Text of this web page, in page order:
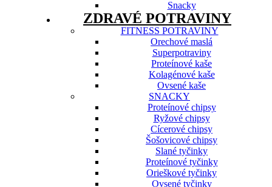
Snacky
ZDRAVÉ POTRAVINY
FITNESS POTRAVINY
Orechové maslá
Superpotraviny
Proteínové kaše
Kolagénové kaše
Ovsené kaše
SNACKY
Proteínové chipsy
Ryžové chipsy
Cícerové chipsy
Šošovicové chipsy
Slané tyčinky
Proteínové tyčinky
Orieškové tyčinky
Ovsené tyčinky